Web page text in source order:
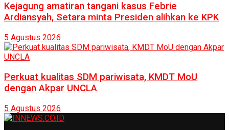
Kejagung amatiran tangani kasus Febrie
Ardiansyah, Setara minta Presiden alihkan ke KPK
5 Agustus 2026
Perkuat kualitas SDM pariwisata, KMDT MoU
dengan Akpar UNCLA
5 Agustus 2026